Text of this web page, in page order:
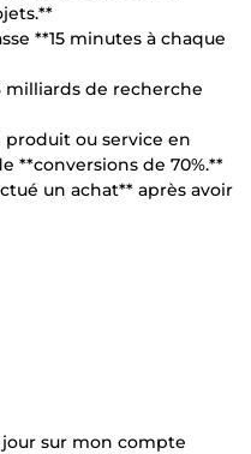
**15 minutes à chaque
milliards de recherche
ou service en
**conversions de 70%.**
un achat** après avoir
sur mon compte